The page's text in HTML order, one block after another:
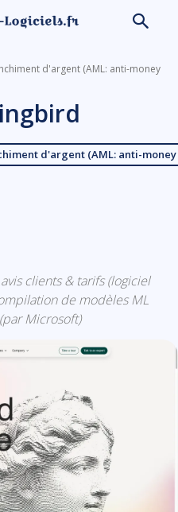
d'argent (AML: anti-money
d'argent (AML: anti-
clients & tarifs (logiciel
de modèles ML
Microsoft)